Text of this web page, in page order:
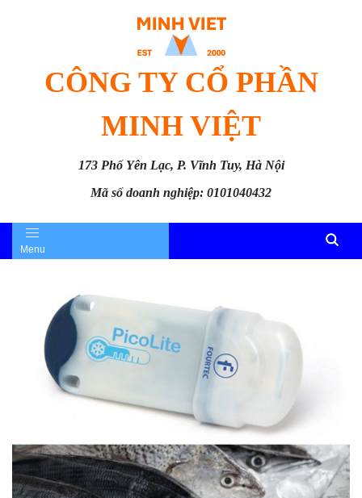
CÔNG TY CỔ PHẦN
MINH VIỆT
173 Phố Yên Lạc, P. Vĩnh Tuy, Hà Nội
Mã số doanh nghiệp: 0101040432
Menu